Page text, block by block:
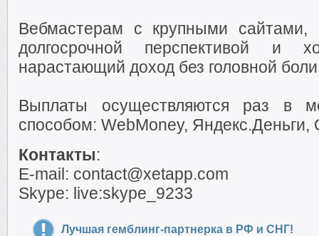
Вебмастерам с крупными сайтами,
долгосрочной перспективой и
нарастающий доход без головной
Выплаты осуществляются раз в
способом: WebMoney, Яндекс.Деньги,
Контакты:
E-mail: contact@xetapp.com
Skype: live:skype_9233
Лучшая гемблинг-партнерка в РФ и СНГ!